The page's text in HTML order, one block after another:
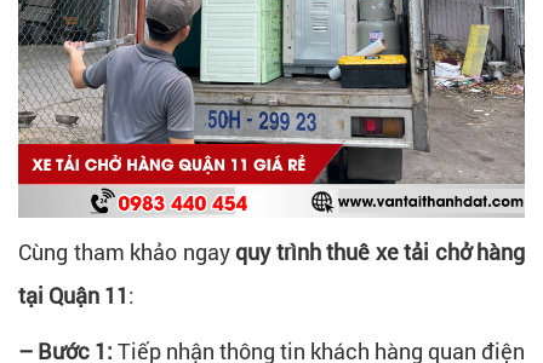
Cùng tham khảo ngayquy trình thuê xe tải chở hàng
tại Quận 11:
– Bước 1: Tiếp nhận thông tin khách hàng quan điện